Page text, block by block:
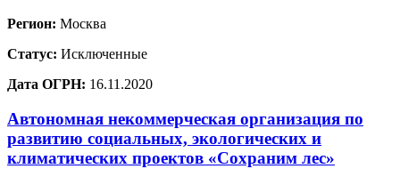
Регион: Москва
Статус: Исключенные
Дата ОГРН: 16.11.2020
Автономная некоммерческая организация по
развитию социальных, экологических и
климатических проектов «Сохраним лес»